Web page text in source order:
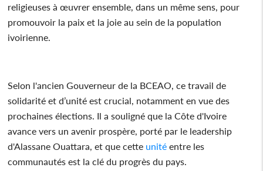
religieuses à œuvrer ensemble, dans un même sens, pour
promouvoir la paix et la joie au sein de la population
ivoirienne.
Selon l'ancien Gouverneur de la BCEAO, ce travail de
solidarité et d’unité est crucial, notamment en vue des
prochaines élections. Il a souligné que la Côte d'Ivoire
avance vers un avenir prospère, porté par le leadership
d'Alassane Ouattara, et que cette unité entre les
communautés est la clé du progrès du pays.